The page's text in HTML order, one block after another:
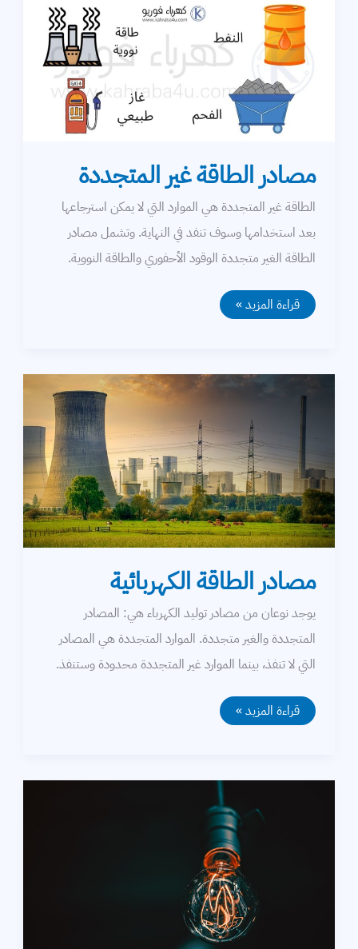
مصادر الطاقة غير المتجددة
الطاقة غير المتجددة هي الموارد التي لا يمكن استرجاعها
بعد استخدامها وسوف تنفد في النهاية. وتشمل مصادر
الطاقة الغير متجددة الوقود الأحفوري والطاقة النووية.
مصادر
الطاقة
قراءة المزيد »
مصادر الطاقة الكهربائية
يوجد نوعان من مصادر توليد الكهرباء هي: المصادر
المتجددة والغير متجددة. الموارد المتجددة هي المصادر
التي لا تنفذ، بينما الموارد غير المتجددة محدودة وستنفذ.
مصادر
الطاقة
قراءة المزيد »